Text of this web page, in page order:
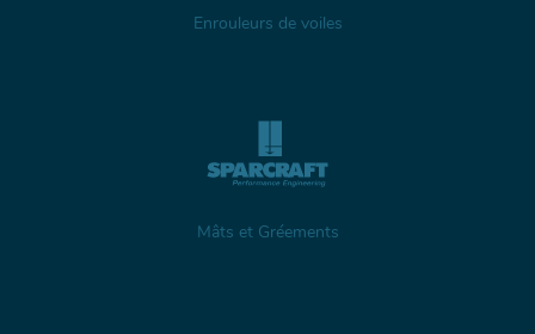
Enrouleurs de voiles
Mâts et Gréements